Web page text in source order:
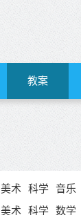
教案
美术 科学 音乐
美术 科学 数学